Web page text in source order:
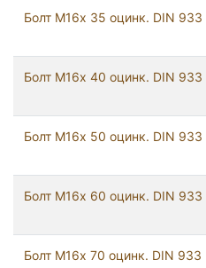
Болт М16х 35 оцинк. DIN 933
Болт М16х 40 оцинк. DIN 933
Болт М16х 50 оцинк. DIN 933
Болт М16х 60 оцинк. DIN 933
Болт М16х 70 оцинк. DIN 933